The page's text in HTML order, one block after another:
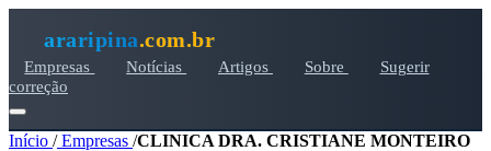
araripina.com.br
Empresas Notícias Artigos Sobre
Sugerir
correção
Início /Empresas /CLINICA DRA. CRISTIANE MONTEIRO